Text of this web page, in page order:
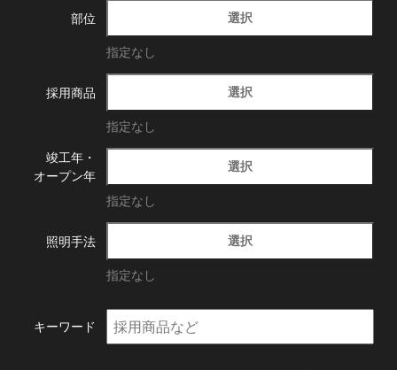
部位 選択
指定なし
採用商品 選択
指定なし
竣工年・
オープン年
選択
指定なし
照明手法 選択
指定なし
キーワード